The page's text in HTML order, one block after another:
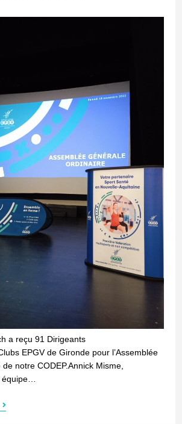
a reçu 91 Dirigeants
EPGV de Gironde pour l’Assemblée
notre CODEP.Annick Misme,